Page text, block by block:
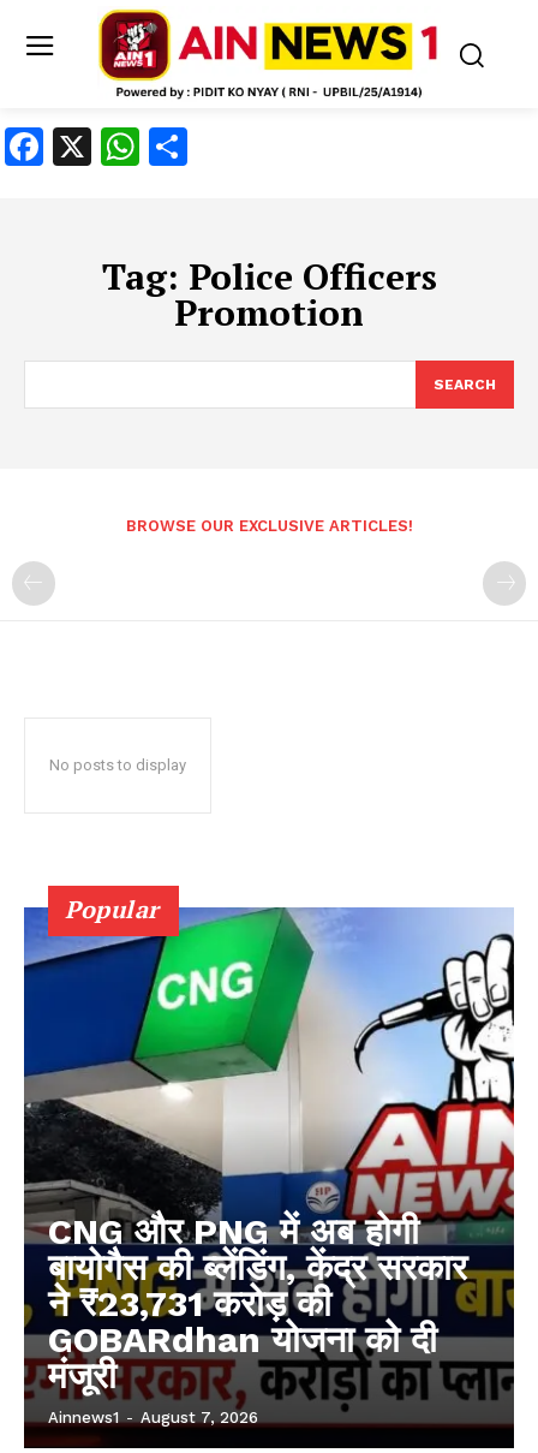
Facebook
X WhatsApp
Tag: Police Officers
Promotion
SEARCH
BROWSE OUR EXCLUSIVE ARTICLES!
No posts to display
Popular
CNG और PNG में अब होगी
बायोगैस की ब्लेंडिंग, केंद्र सरकार
ने ₹23,731 करोड़ की
GOBARdhan योजना को दी
मंजूरी
Ainnews1 - August 7, 2026